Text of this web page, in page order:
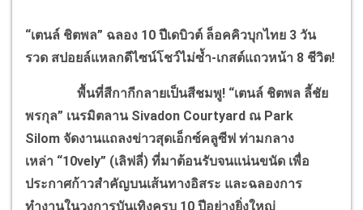
“เตนล์ ชิตพล” ฉลอง 10 ปีเดบิวต์ ล็อคคิวบุกไทย 3 วัน
รวด สปอยล์แหลกดีไซน์โชว์ไม่ซ้ำ-เกสต์แถวหน้า 8 ชีวิต!
พื้นที่สีกากีกลายเป็นสีชมพู! “เตนล์ ชิตพล ลี้ชัย
พรกุล” เนรมิตลาน Sivadon Courtyard ณ Park
Silom จัดงานแถลงข่าวสุดเอ็กซ์คลูซีฟ ท่ามกลาง
เหล่า “10vely” (เลิฟลี่) ที่มาต้อนรับจนแน่นขนัด เพื่อ
ประกาศก้าวสำคัญบนเส้นทางอิสระ และฉลองการ
ทำงานในวงการบันเทิงครบ 10 ปีอย่างยิ่งใหญ่